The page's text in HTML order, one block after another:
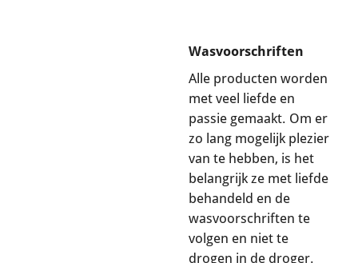
Wasvoorschriften
Alle producten worden
met veel liefde en
passie gemaakt. Om er
zo lang mogelijk plezier
van te hebben, is het
belangrijk ze met liefde
behandeld en de
wasvoorschriften te
volgen en niet te
drogen in de droger.